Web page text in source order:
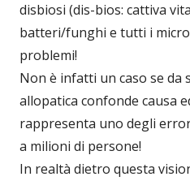
disbiosi (dis-bios: cattiva
batteri/funghi e tutti i
problemi!
Non è infatti un caso se da
allopatica confonde causa
rappresenta uno degli
a milioni di persone!
In realtà dietro questa